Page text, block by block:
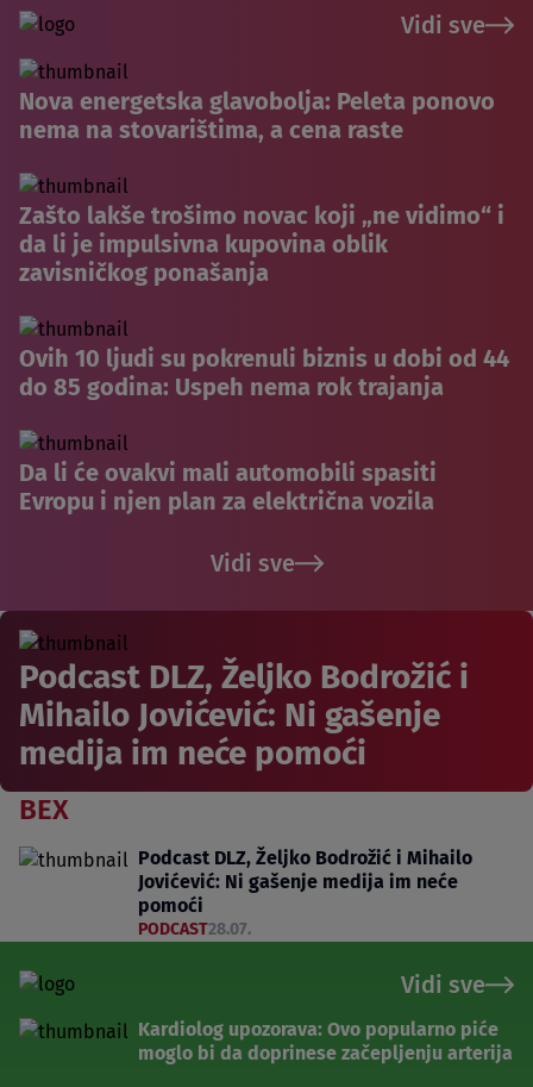
Vidi sve
Nova energetska glavobolja: Peleta ponovo
nema na stovarištima, a cena raste
Zašto lakše trošimo novac koji „ne vidimo“ i
da li je impulsivna kupovina oblik
zavisničkog ponašanja
Ovih 10 ljudi su pokrenuli biznis u dobi od 44
do 85 godina: Uspeh nema rok trajanja
Da li će ovakvi mali automobili spasiti
Evropu i njen plan za električna vozila
Vidi sve
Podcast DLZ, Željko Bodrožić i
Mihailo Jovićević: Ni gašenje
medija im neće pomoći
BEX
Podcast DLZ, Željko Bodrožić i Mihailo
Jovićević: Ni gašenje medija im neće
pomoći
PODCAST28.07.
Vidi sve
Kardiolog upozorava: Ovo popularno piće
moglo bi da doprinese začepljenju arterija